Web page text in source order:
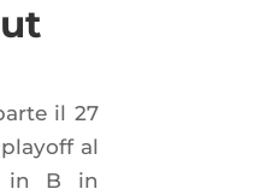
il 27
al
in B in